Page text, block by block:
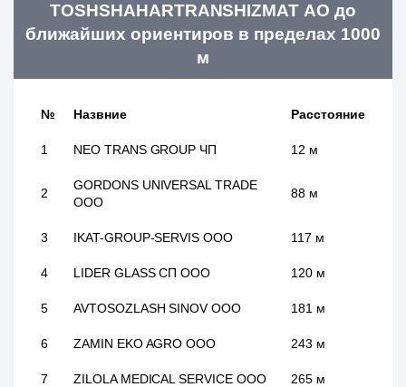
TOSHSHAHARTRANSHIZMAT АО до
ближайших ориентиров в пределах 1000
м
№ Назвние Расстояние
1 NEO TRANS GROUP ЧП 12 м
2
GORDONS UNIVERSAL TRADE
ООО
88 м
3 IKAT-GROUP-SERVIS ООО 117 м
4 LIDER GLASS СП ООО 120 м
5 AVTOSOZLASH SINOV ООО 181 м
6 ZAMIN EKO AGRO ООО 243 м
7 ZILOLA MEDICAL SERVICE ООО 265 м